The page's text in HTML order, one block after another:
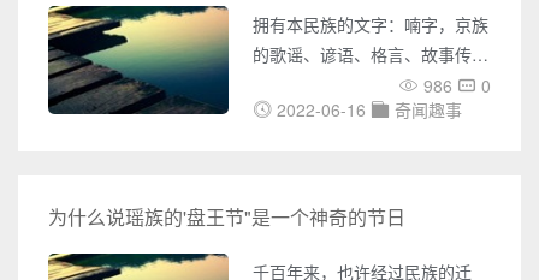
其中一个是这样的：一位名叫瓦
发的小伙子和一个叫古丽米合尔
的姑娘，从小是巴依(头人奴隶
主)的奴隶。，他们相爱了。巴
拥有本民族的文字：喃字，京族
的歌谣、谚语、格言、故事传说
和宗教信仰等，都有相应的历史
文献资料，而这些文献资料就是
苏维芳先生。就在苏先生家，我
有幸看到了大量的京族文献。苏
先生对所收集的资料惜如至宝，
986
0
2022-06-16
奇闻趣事
为什么说瑶族的'盘王节"是一个神奇的节日
千百年来，也许经过民族的迁